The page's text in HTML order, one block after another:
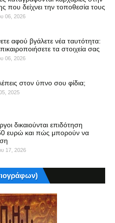
που δείχνει την τοποθεσία τους
06, 2026
αφού βγάλετε νέα ταυτότητα:
τα στοιχεία σας
06, 2026
στον ύπνο σου φίδια;
2025
δικαιούνται επιδότηση
ευρώ και πώς μπορούν να
17, 2026